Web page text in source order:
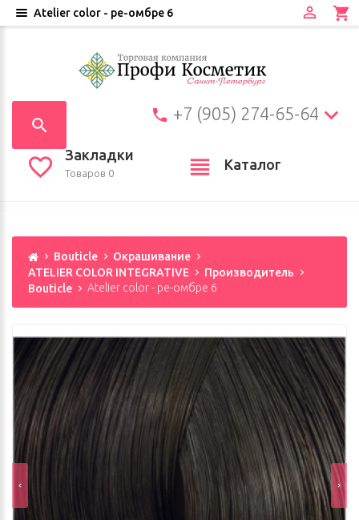
+7 (905) 274-65-64
Закладки
Товаров 0
Каталог
Bouticle
Окрашивание
ATELIER COLOR INTEGRATIVE
Производитель
Bouticle
Atelier color - ре-омбре 6
Atelier color - ре-омбре 6